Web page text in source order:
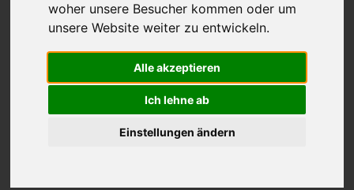
woher unsere Besucher kommen oder um
unsere Website weiter zu entwickeln.
Alle akzeptieren
Ich lehne ab
Einstellungen ändern
Rechtsform:
Geschäftsführung:
Luger Margarete, MPA, MBA, akad.
Immobilienmanagerin
Firmenbuchnummer: 255172 d
Firmensitz: Lichtenberg